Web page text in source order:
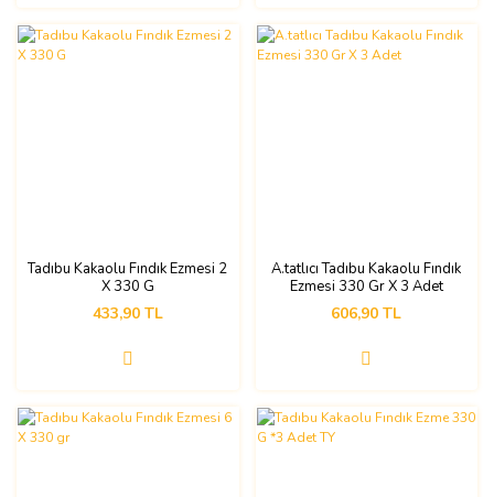
Tadıbu Kakaolu Fındık Ezmesi 2
X 330 G
433,90 TL
A.tatlıcı Tadıbu Kakaolu Fındık
Ezmesi 330 Gr X 3 Adet
606,90 TL